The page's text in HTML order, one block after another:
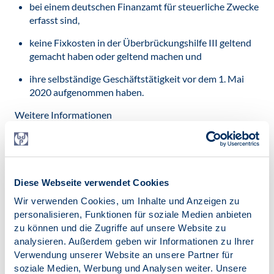
Diese Webseite verwendet Cookies
Wir verwenden Cookies, um Inhalte und Anzeigen zu
personalisieren, Funktionen für soziale Medien anbieten
zu können und die Zugriffe auf unsere Website zu
analysieren. Außerdem geben wir Informationen zu Ihrer
Verwendung unserer Website an unsere Partner für
soziale Medien, Werbung und Analysen weiter. Unsere
bei einem deutschen Finanzamt für steuerliche Zwecke
erfasst sind,
keine Fixkosten in der Überbrückungshilfe III geltend
gemacht haben oder geltend machen und
ihre selbständige Geschäftstätigkeit vor dem 1. Mai
2020 aufgenommen haben.
Weitere Informationen
Marcus Pohl vom ISDV hat
bereitgestellt.
Der Verband der Gründer und Selbstständigen
Deutschland (VGSD) hat unter der
Domainwww.neustarthilfe.deaus dem 26-seitigen FAQ
des BMWi die wichtigsten Fakten zusammengestellt. Eine
Schritt-für-Schritt-Anleitung führt anhand von
Screenshots durch den Antrag.